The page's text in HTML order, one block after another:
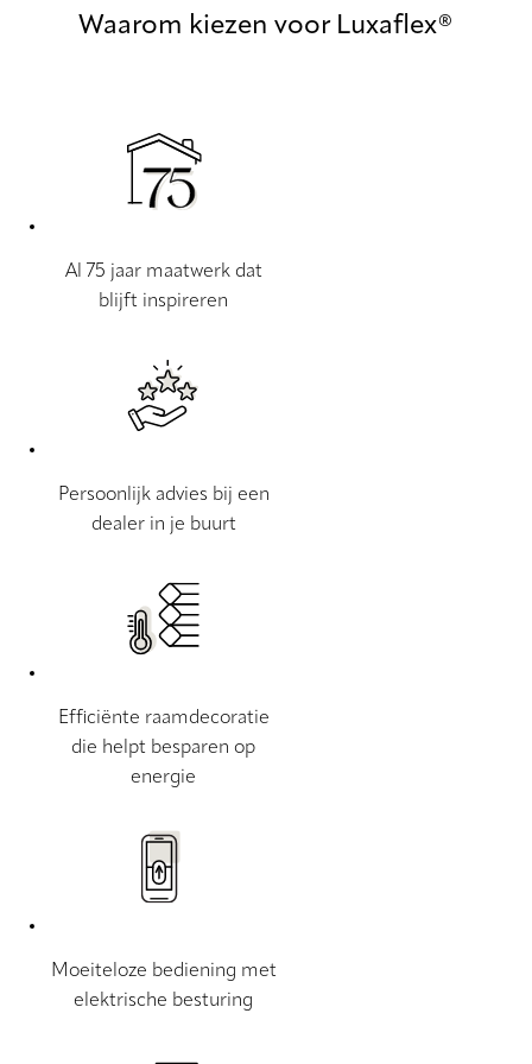
Waarom kiezen voor Luxaflex®
Al 75 jaar maatwerk dat
blijft inspireren
Persoonlijk advies bij een
dealer in je buurt
Efficiënte raamdecoratie
die helpt besparen op
energie
Moeiteloze bediening met
elektrische besturing